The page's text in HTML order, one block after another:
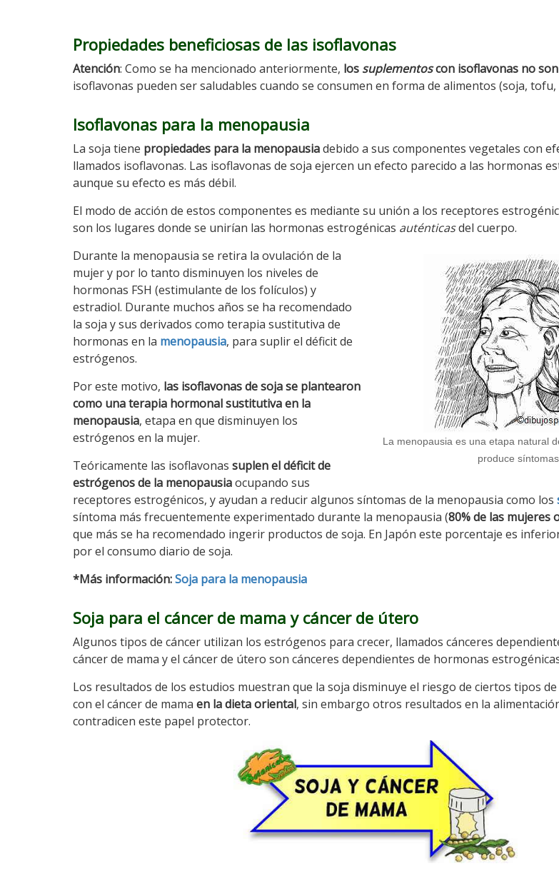
Propiedades beneficiosas de las isoflavonas
Atención: Como se ha mencionado anteriormente, los suplementoscon isoflavonas no
isoflavonas pueden ser saludables cuando se consumen en forma de alimentos (soja, tofu,
Isoflavonas para la menopausia
La soja tiene propiedades para la menopausiadebido a sus componentes vegetales con
llamados isoflavonas. Las isoflavonas de soja ejercen un efecto parecido a las hormonas
aunque su efecto es más débil.
El modo de acción de estos componentes es mediante su unión a los receptores
son los lugares donde se unirían las hormonas estrogénicas auténticasdel cuerpo.
La menopausia es una etapa natural
produce
Durante la menopausia se retira la ovulación de la
mujer y por lo tanto disminuyen los niveles de
hormonas FSH (estimulante de los folículos) y
estradiol. Durante muchos años se ha recomendado
la soja y sus derivados como terapia sustitutiva de
hormonas en la menopausia, para suplir el déficit de
estrógenos.
Por este motivo, las isoflavonas de soja se plantearon
como una terapia hormonal sustitutiva en la
menopausia, etapa en que disminuyen los
estrógenos en la mujer.
Teóricamente las isoflavonas suplen el déficit de
estrógenos de la menopausiaocupando sus
receptores estrogénicos, y ayudan a reducir algunos síntomas de la menopausia como los
síntoma más frecuentemente experimentado durante la menopausia (80% de las mujeres
que más se ha recomendado ingerir productos de soja. En Japón este porcentaje es
por el consumo diario de soja.
*Más información:Soja para la menopausia
Soja para el cáncer de mama y cáncer de útero
Algunos tipos de cáncer utilizan los estrógenos para crecer, llamados cánceres
cáncer de mama y el cáncer de útero son cánceres dependientes de hormonas
Los resultados de los estudios muestran que la soja disminuye el riesgo de ciertos tipos de
con el cáncer de mama en la dieta oriental, sin embargo otros resultados en la
contradicen este papel protector.